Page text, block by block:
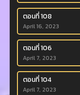
ตอนที่ 108
April 16, 2023
ตอนที่ 106
April 7, 2023
ตอนที่ 104
April 7, 2023